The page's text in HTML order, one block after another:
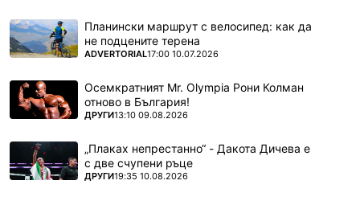
Планински маршрут с велосипед: как да
не подцените терена
ПОВЕЧЕ ОТ
ADVERTORIAL17:00 10.07.2026
Осемкратният Mr. Olympia Рони Колман
отново в България!
ПОВЕЧЕ ОТ
ДРУГИ13:10 09.08.2026
„Плаках непрестанно“ - Дакота Дичева е
с две счупени ръце
ПОВЕЧЕ ОТ
ДРУГИ19:35 10.08.2026